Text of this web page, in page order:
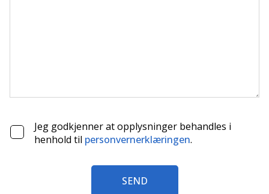
Jeg godkjenner at opplysninger behandles i
henhold til personvernerklæringen.
SEND